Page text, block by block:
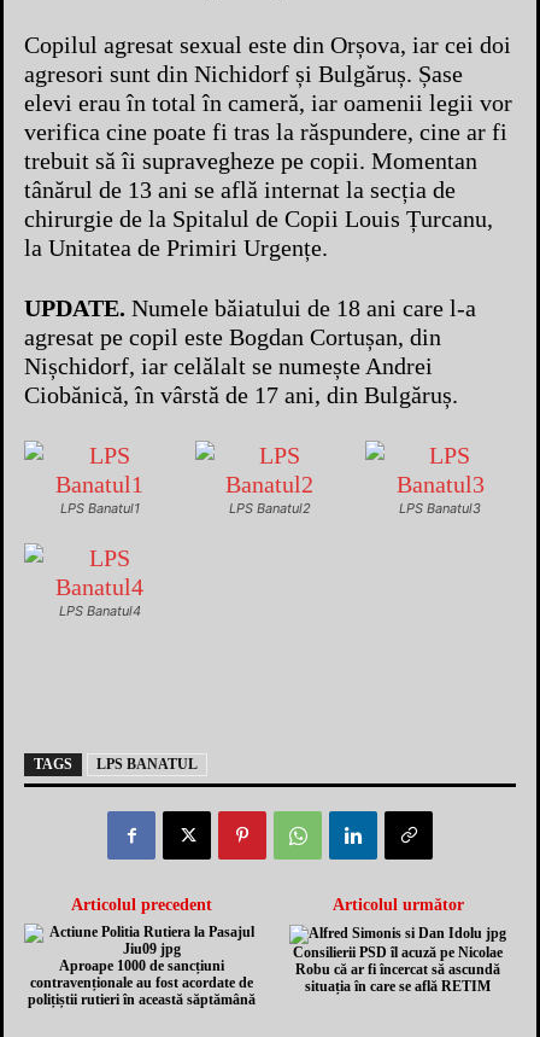
Copilul agresat sexual este din Orșova, iar cei doi
agresori sunt din Nichidorf și Bulgăruș. Șase
elevi erau în total în cameră, iar oamenii legii vor
verifica cine poate fi tras la răspundere, cine ar fi
trebuit să îi supravegheze pe copii. Momentan
tânărul de 13 ani se află internat la secția de
chirurgie de la Spitalul de Copii Louis Țurcanu,
la Unitatea de Primiri Urgențe.
UPDATE. Numele băiatului de 18 ani care l-a
agresat pe copil este Bogdan Cortușan, din
Nișchidorf, iar celălalt se numește Andrei
Ciobănică, în vârstă de 17 ani, din Bulgăruș.
LPS Banatul1 LPS Banatul2 LPS Banatul3
LPS Banatul4
TAGS LPS BANATUL
Articolul precedent
Aproape 1000 de sancțiuni
contravenționale au fost acordate de
polițiștii rutieri în această săptămână
Articolul următor
Consilierii PSD îl acuză pe Nicolae
Robu că ar fi încercat să ascundă
situația în care se află RETIM